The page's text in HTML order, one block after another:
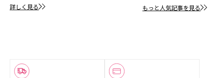
用者の声か
人気記事を見る
ともに、Ulikeの人気モデルが自宅ケアに
もっ